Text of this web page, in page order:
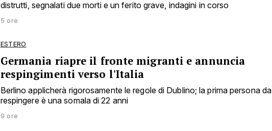
distrutti, segnalati due morti e un ferito grave, indagini in corso
5 ore
ESTERO
Germania riapre il fronte migranti e annuncia
respingimenti verso l'Italia
Berlino applicherà rigorosamente le regole di Dublino; la prima persona da
respingere è una somala di 22 anni
9 ore